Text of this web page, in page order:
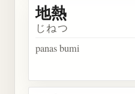
地熱
じねつ
panas bumi